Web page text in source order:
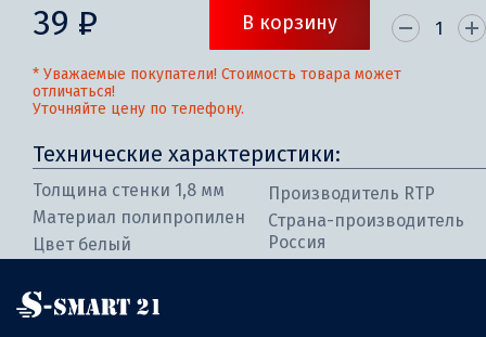
39 ₽ В корзину
* Уважаемые покупатели! Стоимость товара может
отличаться!
Уточняйте цену по телефону.
Технические характеристики:
Толщина стенки 1,8 мм
Материал полипропилен
Цвет белый
Производитель RTP
Страна-производитель
Россия